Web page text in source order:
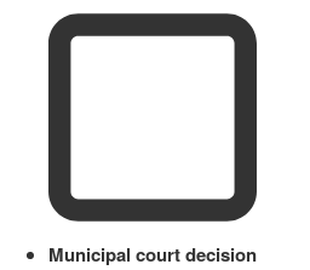
Municipal court decision